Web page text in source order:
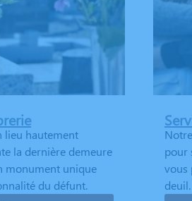
lieu hautement
la dernière demeure
monument unique
du défunt.
pour
vous
deuil.